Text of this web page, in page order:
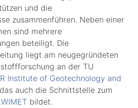
und die
zusammenführen. Neben einer
sind mehrere
beteiligt. Die
liegt am neugegründeten
an der TU
Institute of Geotechnology and
auch die Schnittstelle zum
bildet.